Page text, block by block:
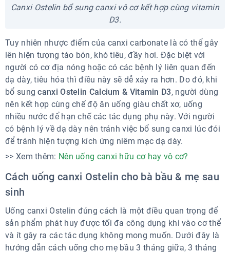
Canxi Ostelin bổ sung canxi vô cơ kết hợp cùng vitamin
D3.
Tuy nhiên nhược điểm của canxi carbonate là có thể gây
lên hiện tượng táo bón, khó tiêu, đầy hơi. Đặc biệt với
người có cơ địa nóng hoặc có các bệnh lý liên quan đến
dạ dày, tiêu hóa thì điều này sẽ dễ xảy ra hơn. Do đó, khi
bổ sung canxi Ostelin Calcium & Vitamin D3, người dùng
nên kết hợp cùng chế độ ăn uống giàu chất xơ, uống
nhiều nước để hạn chế các tác dụng phụ này. Với người
có bệnh lý về dạ dày nên tránh việc bổ sung canxi lúc đói
để tránh hiện tượng kích ứng niêm mạc dạ dày.
>> Xem thêm: Nên uống canxi hữu cơ hay vô cơ?
Cách uống canxi Ostelin cho bà bầu & mẹ sau
sinh
Uống canxi Ostelin đúng cách là một điều quan trọng để
sản phẩm phát huy được tối đa công dụng khi vào cơ thể
và ít gây ra các tác dụng không mong muốn. Dưới đây là
hướng dẫn cách uống cho mẹ bầu 3 tháng giữa, 3 tháng